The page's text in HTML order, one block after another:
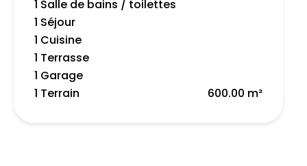
1 Salle de bains / toilettes
1 Séjour
1 Cuisine
1 Terrasse
1 Garage
1 Terrain
600.00 m²